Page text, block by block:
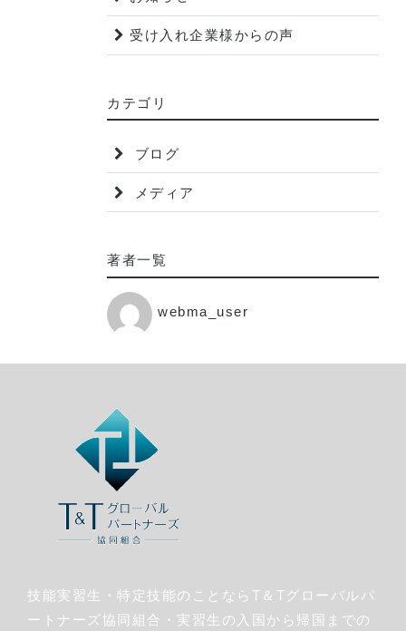
受け入れ企業様からの声
カテゴリ
ブログ
メディア
著者一覧
webma_user
技能実習生・特定技能のことならT＆Tグローバルパ
ートナーズ協同組合・実習生の入国から帰国までの